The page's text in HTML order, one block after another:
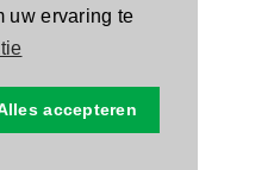
uw ervaring te
accepteren